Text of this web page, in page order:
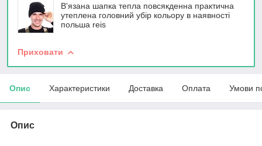
В'язана шапка тепла повсякденна практична
утеплена головний убір кольору в наявності
польша reis
Приховати
Опис Характеристики Доставка Оплата Умови
Опис